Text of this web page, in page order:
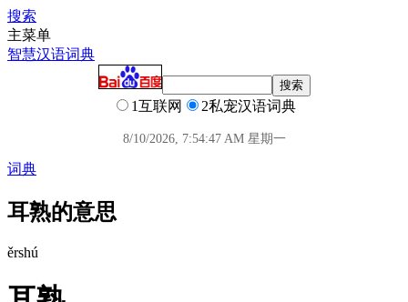
搜索
主菜单
智慧汉语词典
1互联网 2私宠汉语词典
8/10/2026, 7:54:47 AM 星期一
词典
耳熟的意思
ěrshú